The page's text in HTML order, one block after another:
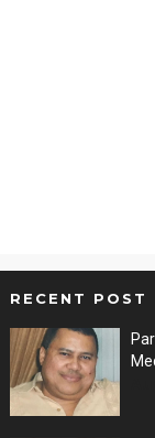
RECENT POST